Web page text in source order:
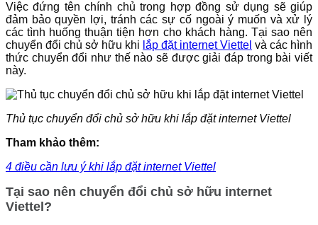
Việc đứng tên chính chủ trong hợp đồng sử dụng sẽ giúp
đảm bảo quyền lợi, tránh các sự cố ngoài ý muốn và xử lý
các tình huống thuận tiện hơn cho khách hàng. Tại sao nên
chuyển đổi chủ sở hữu khi lắp đặt internet Viettel và các hình
thức chuyển đổi như thế nào sẽ được giải đáp trong bài viết
này.
Thủ tục chuyển đổi chủ sở hữu khi lắp đặt internet Viettel
Tham khảo thêm:
4 điều cần lưu ý khi lắp đặt internet Viettel
Tại sao nên chuyển đổi chủ sở hữu internet
Viettel?